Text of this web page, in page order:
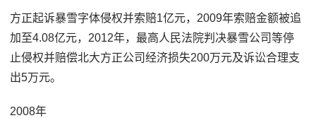
方正起诉暴雪字体侵权并索赔1亿元，2009年索赔金额被追
加至4.08亿元，2012年，最高人民法院判决暴雪公司等停
止侵权并赔偿北大方正公司经济损失200万元及诉讼合理支
出5万元。
2008年